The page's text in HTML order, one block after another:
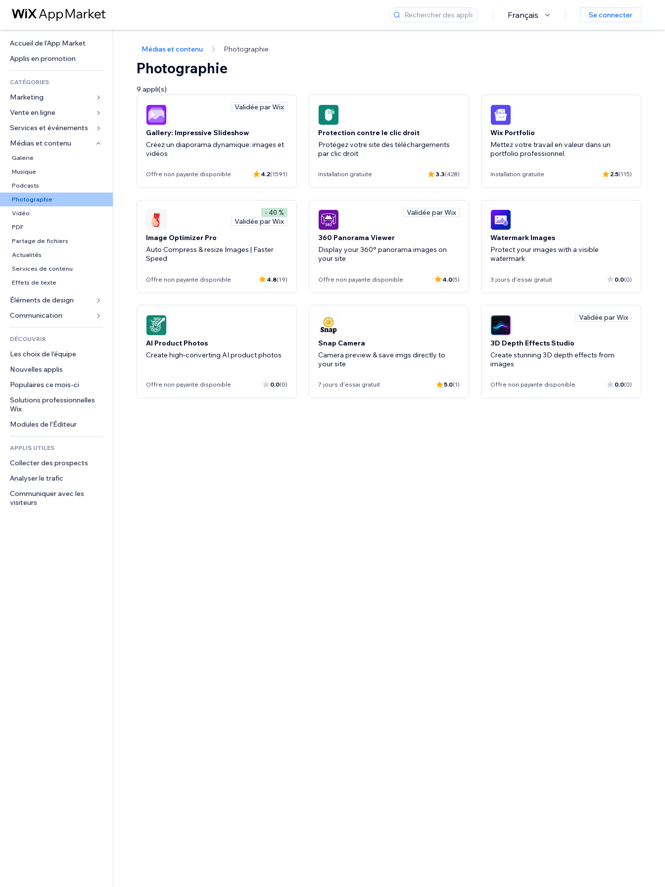
Français Se connecter
Accueil de l'App Market
Applis en promotion
CATÉGORIES
Marketing
Publicités
Mobile
Données analytiques
Classement de sites
E-mail
Vente en ligne
Applis pour les boutiques
Expédition et livraison
Boutons Vente
Cours en ligne
Impression à la demande
Comptabilité
Coupons et fidélisation
Solutions d'entreposage
Dropshipping
Tarifs et abonnement
Financement participatif
Alimentation et boissons
Services et événements
Hôtels
Événements
Restaurants
Immobilier
Réservations
Médias et contenu
Galerie
Musique
Podcasts
Photographie
Vidéo
PDF
Partage de fichiers
Actualités
Services de contenu
Effets de texte
Éléments de design
Cartes et navigation
Confidentialité
Horloge
Modèles de pages
Effets sur images
Boutons et menus
Bannières et badges
Calculateurs
Rechercher
Formulaires
Sondages
Chat
Commentaires
Téléphone
Communauté
Avis et commentaires
DÉCOUVRIR
Les choix de l'équipe
Nouvelles applis
Populaires ce mois‑ci
Solutions professionnelles
Wix
Modules de l'Éditeur
APPLIS UTILES
Collecter des prospects
Analyser le trafic
Communiquer avec les
visiteurs
Médias et contenu Photographie
Photographie
9 appli(s)
Validée par Wix
Gallery: Impressive Slideshow
Créez un diaporama dynamique: images et
vidéos
Offre non payante disponible 4.2(1591)
Protection contre le clic droit
Protégez votre site des téléchargements
par clic droit
Installation gratuite 3.3(428)
Wix Portfolio
Mettez votre travail en valeur dans un
portfolio professionnel.
Installation gratuite 2.5(115)
- 40 %
Validée par Wix
Image Optimizer Pro
Auto Compress & resize Images | Faster
Speed
Offre non payante disponible 4.8(19)
Validée par Wix
360 Panorama Viewer
Display your 360° panorama images on
your site
Offre non payante disponible 4.0(5)
Watermark Images
Protect your images with a visible
watermark
3 jours d'essai gratuit 0.0(0)
AI Product Photos
Create high-converting AI product photos
Offre non payante disponible 0.0(0)
Snap Camera
Camera preview & save imgs directly to
your site
7 jours d'essai gratuit 5.0(1)
Validée par Wix
3D Depth Effects Studio
Create stunning 3D depth effects from
images
Offre non payante disponible 0.0(0)